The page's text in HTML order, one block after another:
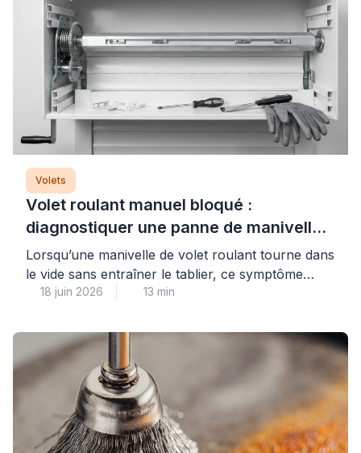
couleurs adaptés, une stratégie d’ouverture-
fermeture maîtrisée, et souvent l’association avec
des protections […]
Volets
Volet roulant manuel bloqué :
diagnostiquer une panne de manivelle
ou de treuil
Lorsqu’une manivelle de volet roulant tourne dans
le vide sans entraîner le tablier, ce symptôme
révèle généralement un problème au niveau du
tablier. Cette panne courante nécessite un
diagnostic méthodique pour identifier précisément
l’origine du dysfonctionnement et éviter d’aggraver
la situation par une intervention inadaptée. Plus
18 juin 2026 13 min